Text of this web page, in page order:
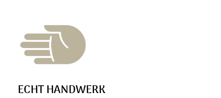
ECHT HANDWERK